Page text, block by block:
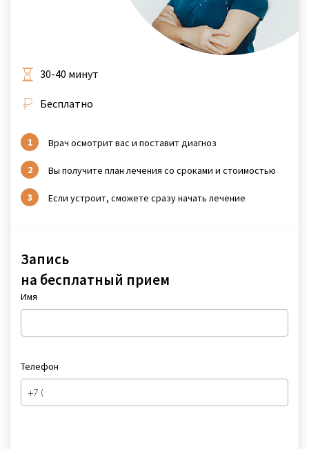
Запись
на бесплатный прием
Имя
Телефон
30-40 минут
Бесплатно
Врач осмотрит вас и поставит диагноз
Вы получите план лечения со сроками и стоимостью
Если устроит, сможете сразу начать лечение